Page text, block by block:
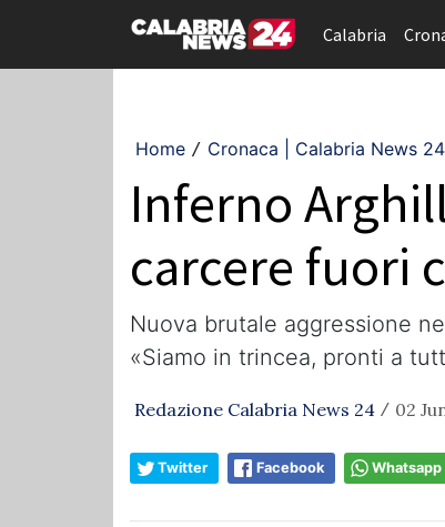
Calabria
Home / Cronaca | Calabria News 24
Inferno
carcere fuori
​Nuova brutale aggressione
«Siamo in trincea, pronti a
Redazione Calabria News 24 / 02
Twitter Facebook Whatsapp